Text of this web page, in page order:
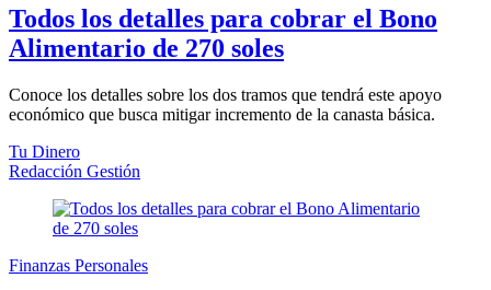
Todos los detalles para cobrar el Bono
Alimentario de 270 soles
Conoce los detalles sobre los dos tramos que tendrá este apoyo
económico que busca mitigar incremento de la canasta básica.
Tu Dinero
Redacción Gestión
Finanzas Personales